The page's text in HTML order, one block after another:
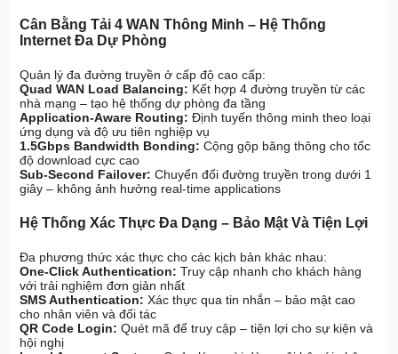
Cân Bằng Tải 4 WAN Thông Minh – Hệ Thống
Internet Đa Dự Phòng
Quản lý đa đường truyền ở cấp độ cao cấp:
Quad WAN Load Balancing: Kết hợp 4 đường truyền từ các
nhà mạng – tạo hệ thống dự phòng đa tầng
Application-Aware Routing: Định tuyến thông minh theo loại
ứng dụng và độ ưu tiên nghiệp vụ
1.5Gbps Bandwidth Bonding: Cộng gộp băng thông cho tốc
độ download cực cao
Sub-Second Failover: Chuyển đổi đường truyền trong dưới 1
giây – không ảnh hưởng real-time applications
Hệ Thống Xác Thực Đa Dạng – Bảo Mật Và Tiện Lợi
Đa phương thức xác thực cho các kịch bản khác nhau:
One-Click Authentication: Truy cập nhanh cho khách hàng
với trải nghiệm đơn giản nhất
SMS Authentication: Xác thực qua tin nhắn – bảo mật cao
cho nhân viên và đối tác
QR Code Login: Quét mã để truy cập – tiện lợi cho sự kiện và
hội nghị